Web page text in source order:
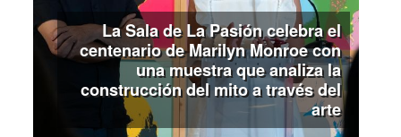
La Sala de La Pasión celebra el
centenario de Marilyn Monroe con
una muestra que analiza la
construcción del mito a través del
arte